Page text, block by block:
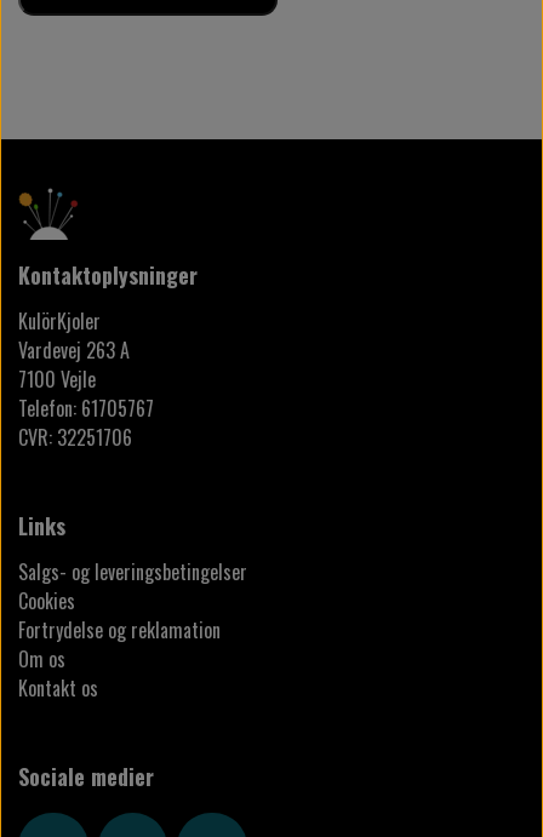
Kontaktoplysninger
KulörKjoler
Vardevej 263 A
7100 Vejle
Telefon: 61705767
CVR: 32251706
Links
Salgs- og leveringsbetingelser
Cookies
Fortrydelse og reklamation
Om os
Kontakt os
Sociale medier